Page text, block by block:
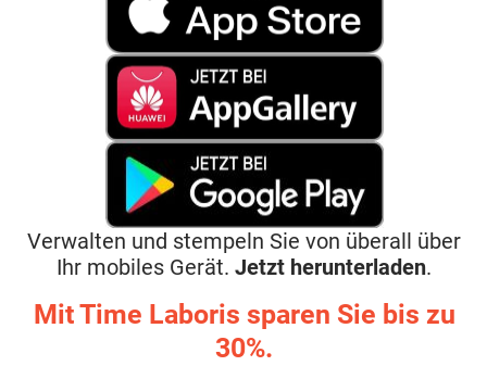
Verwalten und stempeln Sie von überall über
Ihr mobiles Gerät.Jetzt herunterladen.
Mit Time Laboris sparen Sie bis zu
30%.